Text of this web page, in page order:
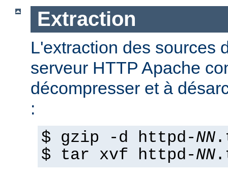
Extraction
L'extraction des sources
serveur HTTP Apache
décompresser et à
:
$ gzip -d httpd-NN
$ tar xvf httpd-NN